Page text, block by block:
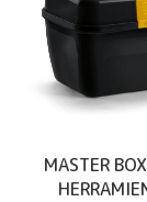
MASTER